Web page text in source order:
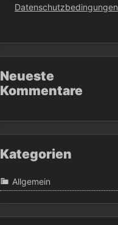
Datenschutzbedingungen
Neueste
Kommentare
Kategorien
Allgemein